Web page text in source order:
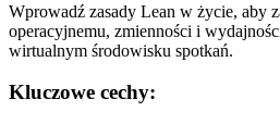
Wprowadź zasady Lean w życie, aby
operacyjnemu, zmienności i
wirtualnym środowisku spotkań.
Kluczowe cechy: